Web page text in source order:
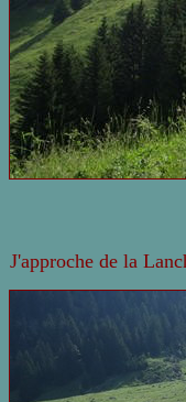
J'approche de la